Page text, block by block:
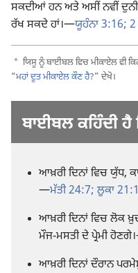
ਸਕਦੀਆਂ ਹਨ ਅਤੇ ਅਸੀਂ ਨਵੀਂ
ਰੱਖ ਸਕਦੇ ਹਾਂ।​—ਯੂਹੰਨਾ 3:16;
a ਯਿਸੂ ਨੂੰ ਬਾਈਬਲ ਵਿਚ ਮੀਕਾਏਲ ਵੀ
“ਮਹਾਂ ਦੂਤ ਮੀਕਾਏਲ ਕੌਣ ਹੈ?” ਦੇਖੋ।
ਬਾਈਬਲ ਕਹਿੰਦੀ ਹੈ
ਆਖ਼ਰੀ ਦਿਨਾਂ ਵਿਚ ਯੁੱਧ,
—ਮੱਤੀ 24:7; ਲੂਕਾ
ਆਖ਼ਰੀ ਦਿਨਾਂ ਵਿਚ ਲੋਕ
ਮੌਜ-ਮਸਤੀ ਦੇ ਪ੍ਰੇਮੀ
ਆਖ਼ਰੀ ਦਿਨਾਂ ਦੌਰਾਨ